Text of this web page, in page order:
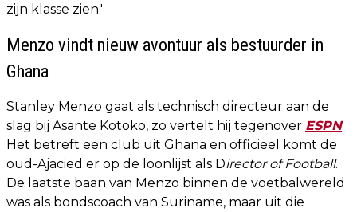
zijn klasse zien.'
Menzo vindt nieuw avontuur als bestuurder in
Ghana
Stanley Menzo gaat als technisch directeur aan de
slag bij Asante Kotoko, zo vertelt hij tegenover ESPN.
Het betreft een club uit Ghana en officieel komt de
oud-Ajacied er op de loonlijst als Director of Football.
De laatste baan van Menzo binnen de voetbalwereld
was als bondscoach van Suriname, maar uit die